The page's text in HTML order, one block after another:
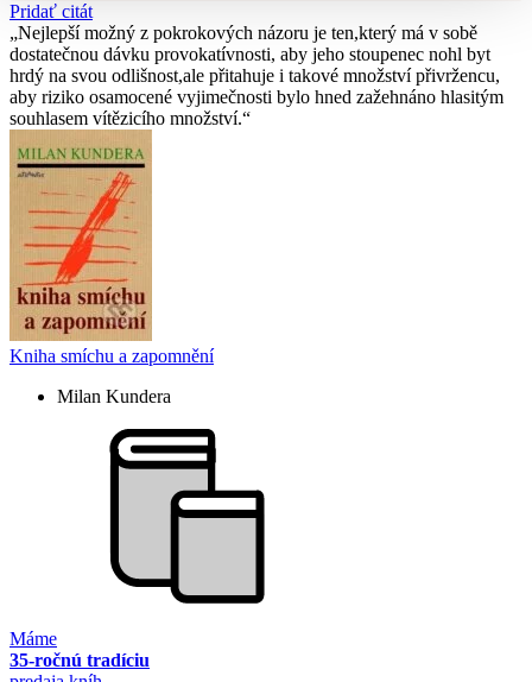
Pridať citát
Nejlepší možný z pokrokových názoru je ten,který má v sobě
dostatečnou dávku provokatívnosti, aby jeho stoupenec nohl byt
hrdý na svou odlišnost,ale přitahuje i takové množství přivržencu,
aby riziko osamocené vyjimečnosti bylo hned zažehnáno hlasitým
souhlasem vítězicího množství.
Kniha smíchu a zapomnění
Milan Kundera
Máme
35-ročnú tradíciu